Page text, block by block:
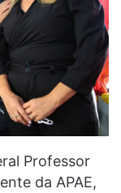
Professor
da APAE,